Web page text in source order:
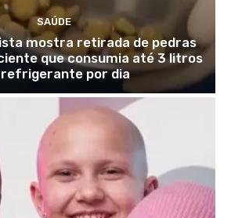
SAÚDE
mostra retirada de pedras
que consumia até 3 litros
refrigerante por dia